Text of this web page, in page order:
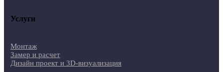
Услуги
Монтаж
Замер и расчет
Дизайн проект и 3D-визуализация